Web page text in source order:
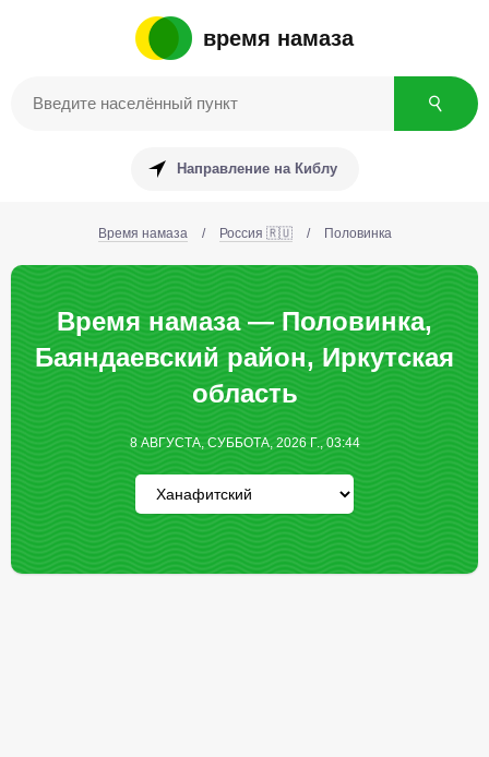
время намаза
Направление на Киблу
Время намаза / Россия 🇷🇺 / Половинка
Время намаза — Половинка,
Баяндаевский район, Иркутская
область
8 АВГУСТА, СУББОТА, 2026 Г., 03:44